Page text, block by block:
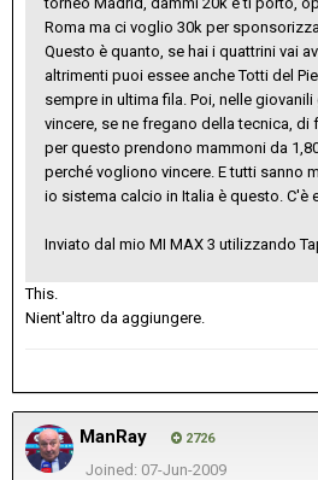
Roma ma ci voglio 30k per
Questo è quanto, se hai i quattrini vai
altrimenti puoi essee anche Totti del
sempre in ultima fila. Poi, nelle
vincere, se ne fregano della tecnica, di
per questo prendono mammoni da
perché vogliono vincere. E tutti sanno
io sistema calcio in Italia è questo. C'è
Inviato dal mio MI MAX 3 utilizzando
This.
Nient'altro da aggiungere.
ManRay 2726
Joined: 07-Jun-2009